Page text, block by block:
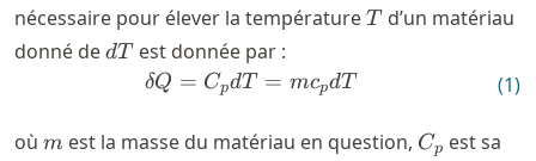
nécessaire pour élever la températureT
T d’un matériau
donné dedT
dT est donnée par :
\delta Q = C_p dT = m
δQ = CpdT = mcpdT (1)
où m
m est la masse du matériau en question, C_p
Cp est sa